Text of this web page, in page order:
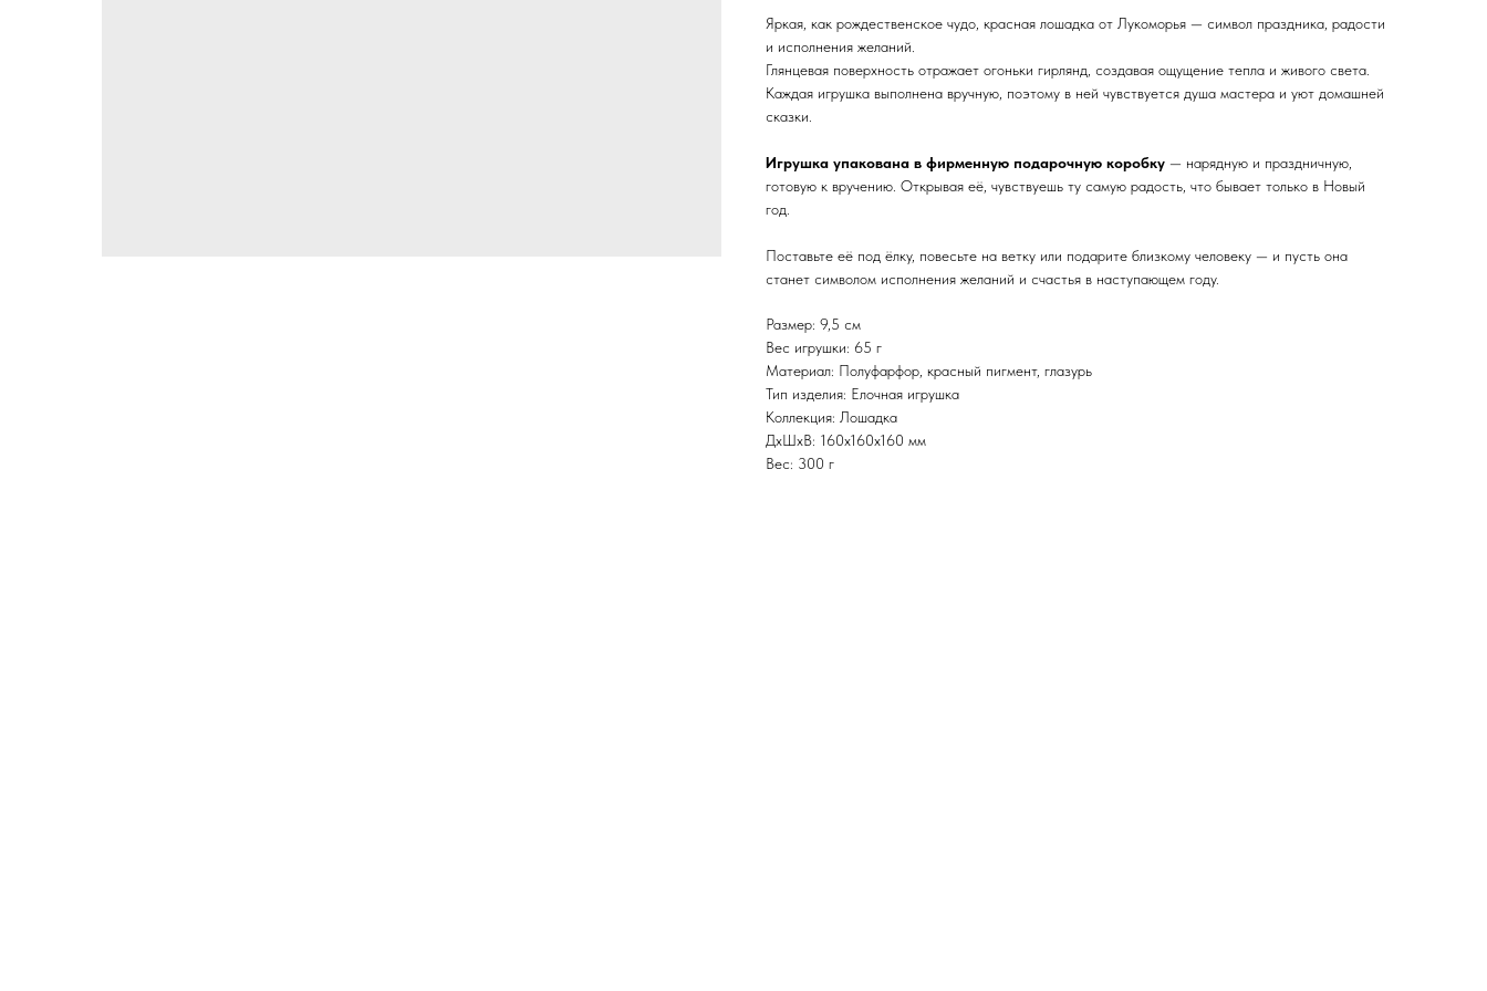
Яркая, как рождественское чудо, красная лошадка от Лукоморья — символ праздника, радости
и исполнения желаний.
Глянцевая поверхность отражает огоньки гирлянд, создавая ощущение тепла и живого света.
Каждая игрушка выполнена вручную, поэтому в ней чувствуется душа мастера и уют домашней
сказки.
Игрушка упакована в фирменную подарочную коробку — нарядную и праздничную,
готовую к вручению. Открывая её, чувствуешь ту самую радость, что бывает только в Новый
год.
Поставьте её под ёлку, повесьте на ветку или подарите близкому человеку — и пусть она
станет символом исполнения желаний и счастья в наступающем году.
Размер: 9,5 см
Вес игрушки: 65 г
Материал: Полуфарфор, красный пигмент, глазурь
Тип изделия: Елочная игрушка
Коллекция: Лошадка
ДxШxВ: 160x160x160 мм
Вес: 300 г